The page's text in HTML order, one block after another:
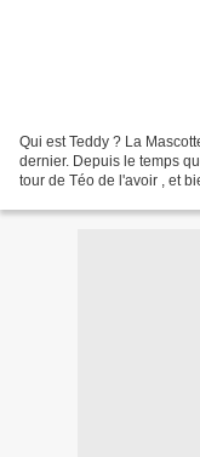
Qui est Teddy ? La
dernier. Depuis le temps
tour de Téo de l'avoir , et